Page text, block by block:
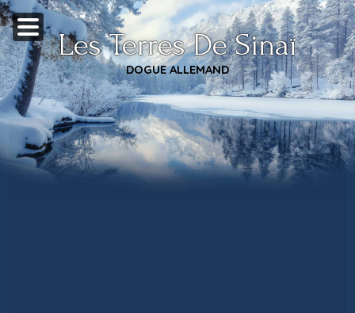
Les Terres De Sinaï
DOGUE ALLEMAND